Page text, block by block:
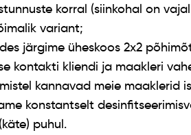
korral (siinkohal on
variant;
järgime üheskoos 2x2
kontakti kliendi ja maakleri
kannavad meie maaklerid
konstantselt
puhul.